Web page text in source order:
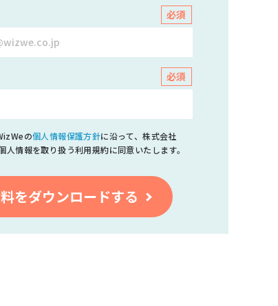
の個人情報保護方針に沿って、株式会社
人情報を取り扱う利用規約に同意いたします。